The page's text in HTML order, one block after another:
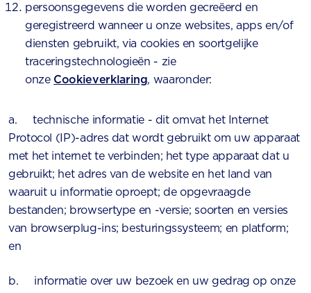
persoonsgegevens die worden gecreëerd en
geregistreerd wanneer u onze websites, apps en/of
diensten gebruikt, via cookies en soortgelijke
traceringstechnologieën - zie
onze Cookieverklaring, waaronder:
a. technische informatie - dit omvat het Internet
Protocol (IP)-adres dat wordt gebruikt om uw apparaat
met het internet te verbinden; het type apparaat dat u
gebruikt; het adres van de website en het land van
waaruit u informatie oproept; de opgevraagde
bestanden; browsertype en -versie; soorten en versies
van browserplug-ins; besturingssysteem; en platform;
en
b. informatie over uw bezoek en uw gedrag op onze